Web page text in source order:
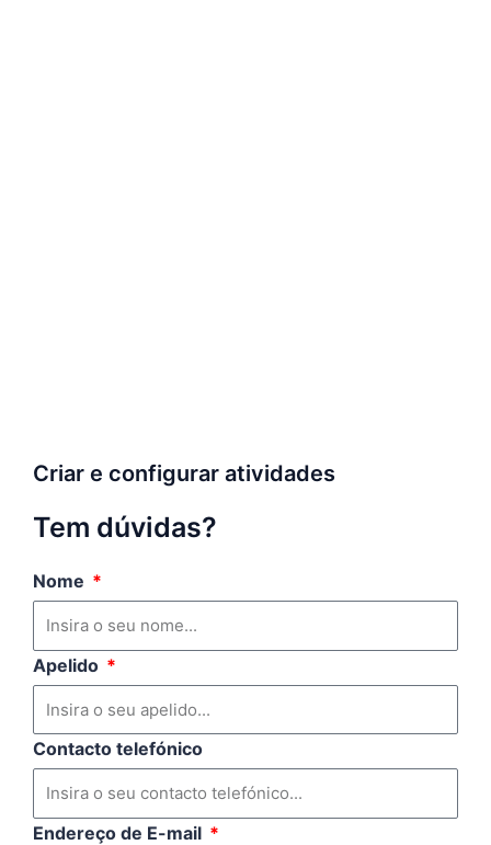
Criar e configurar atividades
Tem dúvidas?
Nome
Apelido
Contacto telefónico
Endereço de E-mail